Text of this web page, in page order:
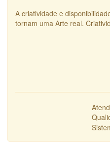
A criatividade e
tornam uma Arte real.